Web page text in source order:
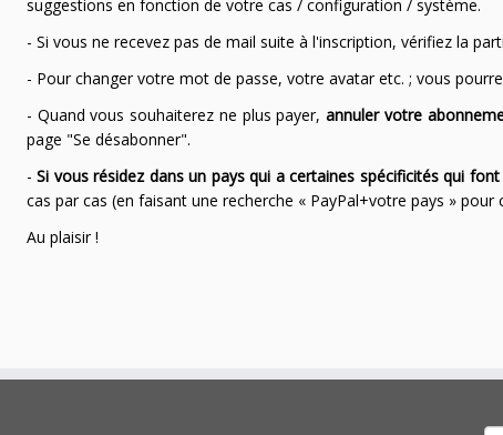
suggestions en fonction de votre cas / configuration / système.
- Si vous ne recevez pas de mail suite à l'inscription, vérifiez la
- Pour changer votre mot de passe, votre avatar etc. ; vous
- Quand vous souhaiterez ne plus payer,annuler votre
page "Se désabonner".
-Si vous résidez dans un pays qui a certaines spécificités qui
cas par cas (en faisant une recherche « PayPal+votre pays » pour
Au plaisir !